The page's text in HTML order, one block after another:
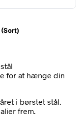
(Sort)
for at hænge din
i børstet stål.
frem.